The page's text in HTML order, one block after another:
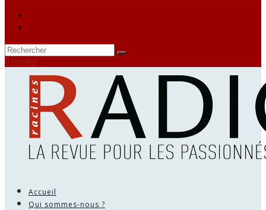
0 produit
Accueil
Qui sommes-nous ?